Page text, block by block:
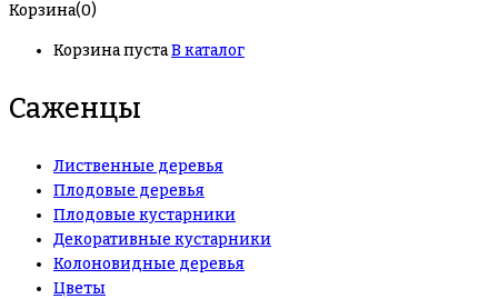
Корзина(0)
Корзина пустаВ каталог
Саженцы
Лиственные деревья
Плодовые деревья
Плодовые кустарники
Декоративные кустарники
Колоновидные деревья
Цветы